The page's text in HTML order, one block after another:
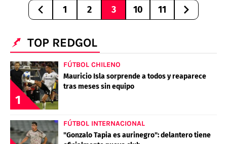
1 2 3 10 11
TOP REDGOL
1
FÚTBOL CHILENO
Mauricio Isla sorprende a todos y reaparece
tras meses sin equipo
FÚTBOL INTERNACIONAL
"Gonzalo Tapia es aurinegro": delantero tiene